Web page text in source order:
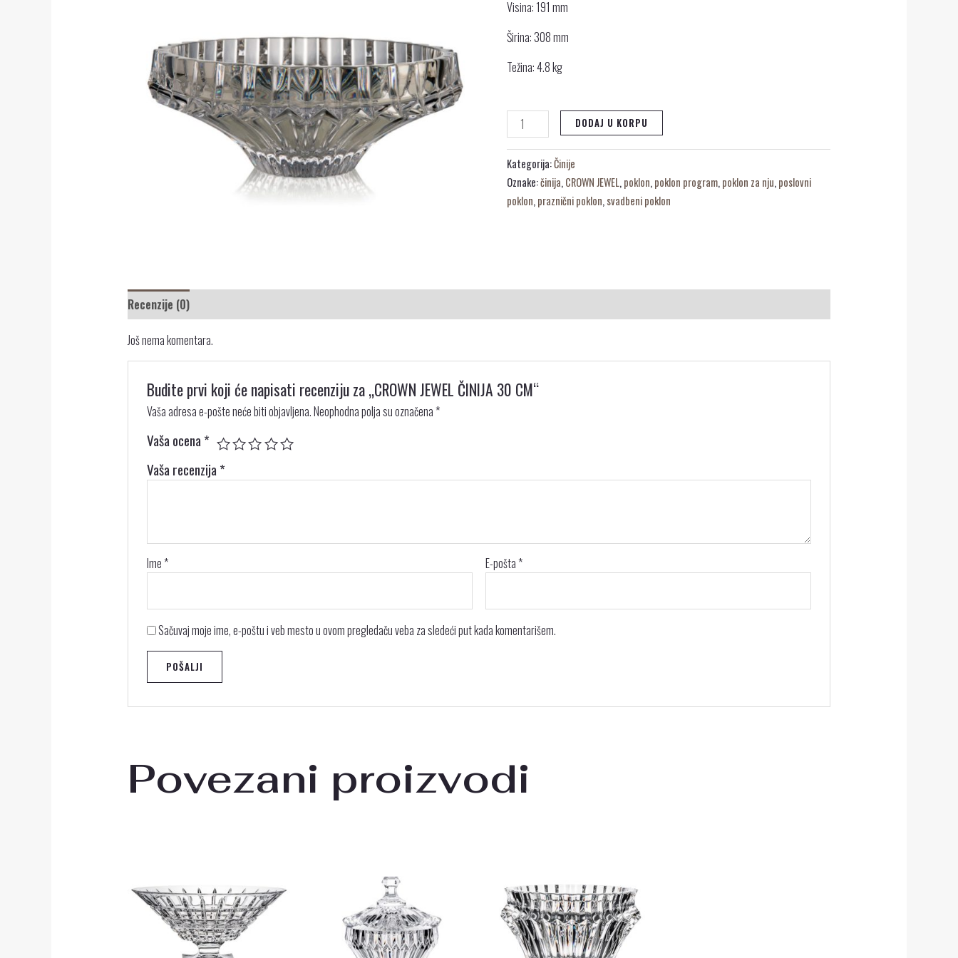
Visina: 191 mm
Širina: 308 mm
Težina: 4.8 kg
DODAJ U KORPU
Kategorija:Činije
Oznake:činija,CROWN JEWEL,poklon,poklon program,poklon za nju,poslovni
poklon,praznični poklon,svadbeni poklon
Recenzije (0)
Još nema komentara.
Budite prvi koji će napisati recenziju za „CROWN JEWEL ČINIJA 30 CM“
Vaša adresa e-pošte neće biti objavljena.Neophodna polja su označena *
Vaša ocena*
Vaša recenzija*
Ime * E-pošta *
Sačuvaj moje ime, e-poštu i veb mesto u ovom pregledaču veba za sledeći put kada komentarišem.
Povezani proizvodi